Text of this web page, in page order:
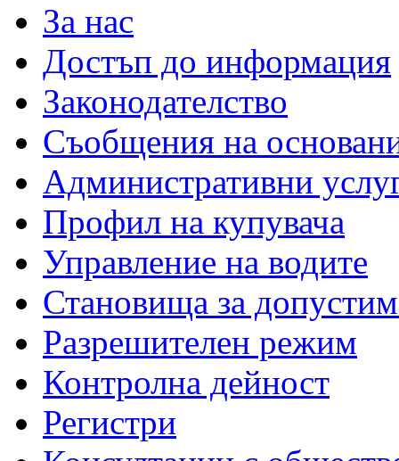
За нас
Достъп до информация
Законодателство
Съобщения на
Административни
Профил на купувача
Управление на водите
Становища за
Разрешителен режим
Контролна дейност
Регистри